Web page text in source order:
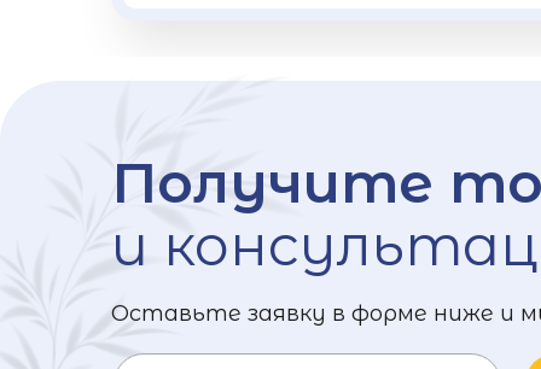
Получите
и
Оставьте заявку в форме ниже и